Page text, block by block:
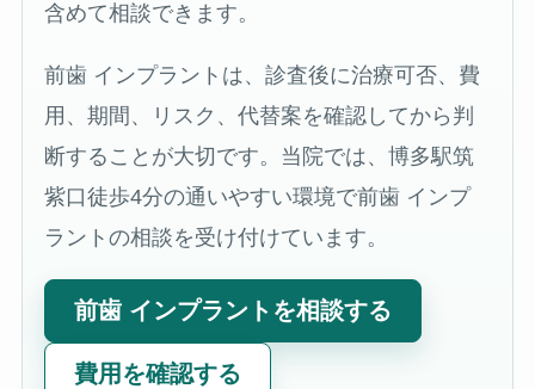
含めて相談できます。
前歯 インプラントは、診査後に治療可否、費
用、期間、リスク、代替案を確認してから判
断することが大切です。当院では、博多駅筑
紫口徒歩4分の通いやすい環境で前歯 インプ
ラントの相談を受け付けています。
前歯 インプラントを相談する
費用を確認する